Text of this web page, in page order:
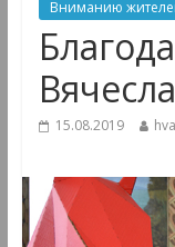
Вниманию
15.08.2019